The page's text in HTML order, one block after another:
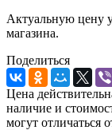
Актуальную цену
магазина.
Поделиться
Цена
наличие и
могут отличаться